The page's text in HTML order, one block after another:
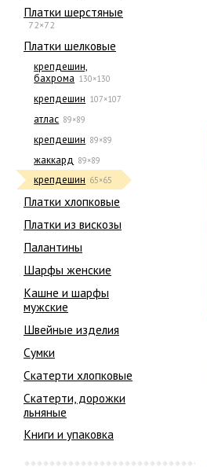
Платки шерстяные
72×72
Платки шелковые
крепдешин,
бахрома 130×130
крепдешин 107×107
атлас 89×89
крепдешин 89×89
жаккард 89×89
крепдешин 65×65
Платки хлопковые
Платки из вискозы
Палантины
Шарфы женские
Кашне и шарфы
мужские
Швейные изделия
Сумки
Скатерти хлопковые
Скатерти, дорожки
льняные
Книги и упаковка